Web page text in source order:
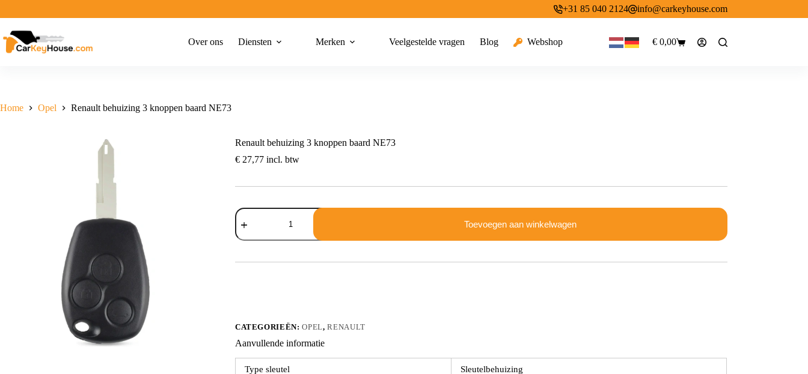
inhoud
+31 85 040 2124 info@carkeyhouse.com
Over ons Diensten Merken Veelgestelde vragen Blog Webshop Winkelwagen
€0,00
Home Opel Renault behuizing 3 knoppen baard NE73
Renault behuizing 3 knoppen baard NE73
€27,77incl. btw
Renault
behuizing
3
knoppen
NE73
Toevoegen aan winkelwagen
CATEGORIEËN:OPEL,RENAULT
Aanvullende informatie
Type sleutel Sleutelbehuizing